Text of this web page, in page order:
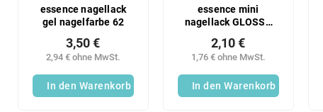
essence nagellack
gel nagelfarbe 62
2,94 € ohne MwSt.
3,50 €
In den Warenkorb
essence mini
nagellack GLOSSY
1,76 € ohne MwSt.
2,10 €
In den Warenkorb